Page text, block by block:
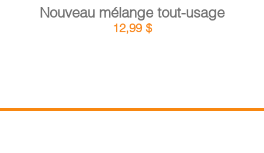
Nouveau mélange tout-usage
12,99 $